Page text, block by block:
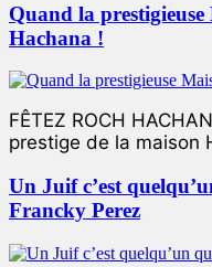
Quand la
Hachana !
FÊTEZ ROCH
prestige de la maison
Un Juif c’est
Francky Perez